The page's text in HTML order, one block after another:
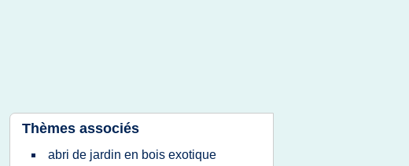
Thèmes associés
abri de jardin en bois exotique